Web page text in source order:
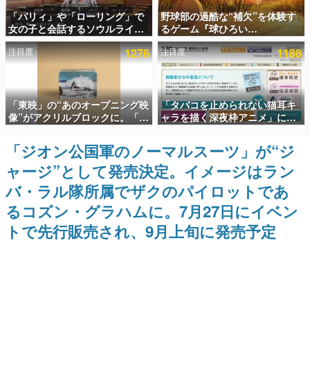
アプリセール情報
インタビュー
連載・特集一覧
殿堂入り記事
SNS拡散数が数千以上！ ページビュー数万以上！ などな
ど。多くの人々に読まれた、電ファミ渾身の“殿堂入り”記
事をまとめました。
ゲームの企画書
名作ゲームクリエイターの方々に製作時のエピソードをお
聞きし、ヒットする企画（ゲーム）とは何か？を探ってい
きます。
赫本
この物語を解いてはいけない。『赫本』は、〈試験問題〉
の形をした短編ホラー小説集です。
「パリィ」や「ローリング」で
女の子と会話するソウルライク
恋愛ゲーム『小早川さんはソウ
ルライク』無料公開。返事に失
敗すると「YOU DIED」
野球部の過酷な“補欠”を体験す
るゲーム『球ひろい
Simulator』が「1件」のウィッ
シュリストをもとにチェコ語に
対応しSNSで話題に。『キング
ダム・カム』開発元やチェコの
プロ野球選手から称賛の声
注目度 1276
「東映」の“あのオープニング映
像”がアクリルブロックに。「東
映ヒストリカル グッズコレクシ
ョン」が8月下旬より発売
注目度 1188
「タバコを止められない猫耳キ
ャラを描く深夜枠アニメ」に視
聴者の一部から批判意見。違法
薬物の使用と思しき描写も含め
て、BPOが議論を交わす
「ジオン公国軍のノーマルスーツ」が“ジ
ャージ”として発売決定。イメージはラン
バ・ラル隊所属でザクのパイロットであ
るコズン・グラハムに。7月27日にイベン
トで先行販売され、9月上旬に発売予定